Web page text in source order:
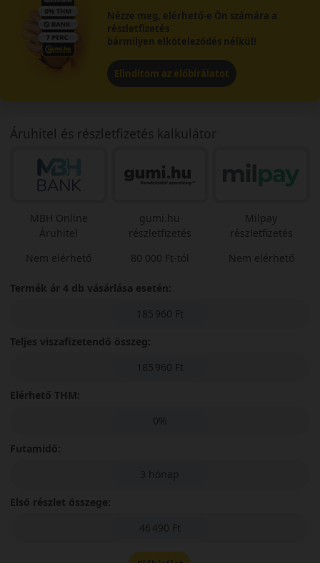
Nézze meg, elérhető-e Ön számára a
részletfizetés
bármilyen elköteleződés nélkül!
Elindítom az előbírálatot
Áruhitel és részletfizetés kalkulátor
MBH Online
Áruhitel
Nem elérhető
gumi.hu
részletfizetés
80 000 Ft-tól
Milpay
részletfizetés
Nem elérhető
Termék ár 4 db vásárlása esetén:
185 960 Ft
Teljes viszafizetendő összeg:
185 960 Ft
Elérhető THM:
0%
Futamidő:
3 hónap
Első részlet összege:
46 490 Ft